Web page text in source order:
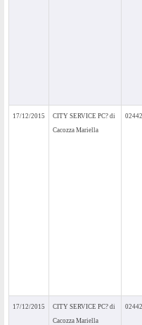
17/12/2015
CITY SERVICE PC? di
Cacozza Mariella
17/12/2015
CITY SERVICE PC? di
Cacozza Mariella